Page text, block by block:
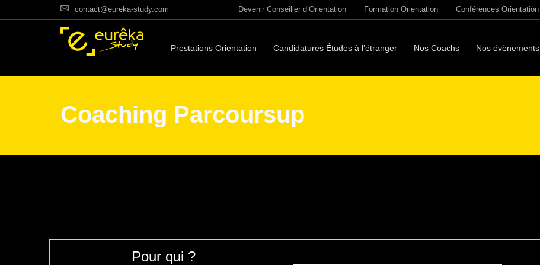
contact@eureka-study.com Devenir Conseiller d’Orientation Formation Orientation Conférences Orientation
Prestations Orientation Candidatures Études à l’étranger Nos Coachs Nos évènements
Coaching Parcoursup
Pour qui ?